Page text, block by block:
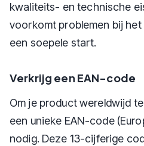
kwaliteits- en technische
voorkomt problemen bij
een soepele start.
Verkrijg een EAN-code
Om je product wereldwijd
een unieke EAN-code
nodig. Deze 13-cijferige